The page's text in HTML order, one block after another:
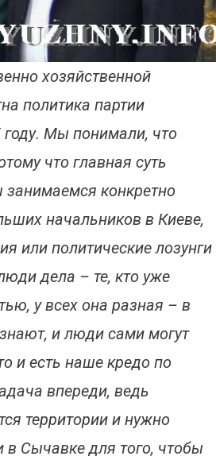
хозяйственной
политика партии
Мы понимали, что
что главная суть
конкретно
начальников в Киеве,
или политические лозунги
дела – те, кто уже
у всех она разная – в
и люди сами могут
и есть наше кредо по
впереди, ведь
территории и нужно
в Сычавке для того, чтобы